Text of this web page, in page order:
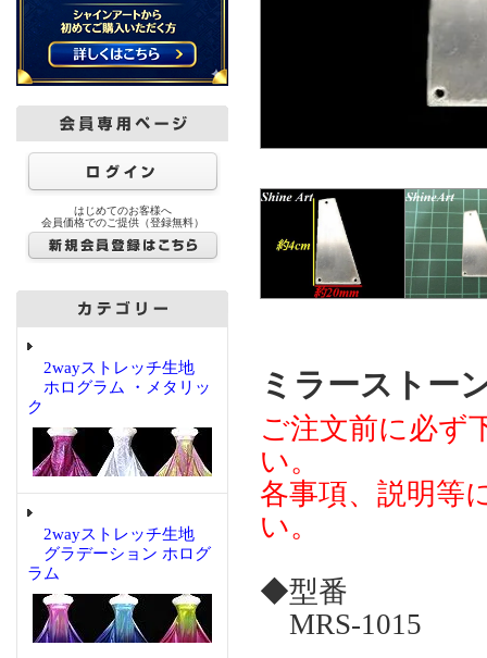
はじめてのお客様へ
会員価格でのご提供（登録無料）
2wayストレッチ生地
ホログラム ・メタリッ
ク
2wayストレッチ生地
グラデーション ホログ
ラム
ミラースト
ご注文前に必ず
い。
各事項、説明等
い。
◆型番
MRS-1015